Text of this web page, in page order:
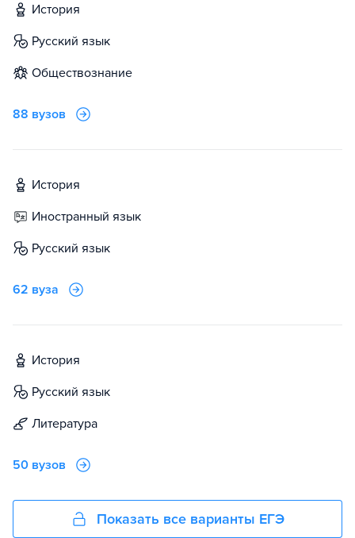
история
русский язык
обществознание
88 вузов
история
иностранный язык
русский язык
62 вуза
история
русский язык
литература
50 вузов
Показать все варианты ЕГЭ